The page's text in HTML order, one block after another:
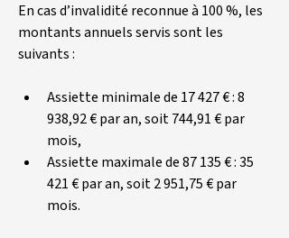
En cas d’invalidité reconnue à 100 %, les
montants annuels servis sont les
suivants :
Assiette minimale de 17 427 € : 8
938,92 € par an, soit 744,91 € par
mois,
Assiette maximale de 87 135 € : 35
421 € par an, soit 2 951,75 € par
mois.